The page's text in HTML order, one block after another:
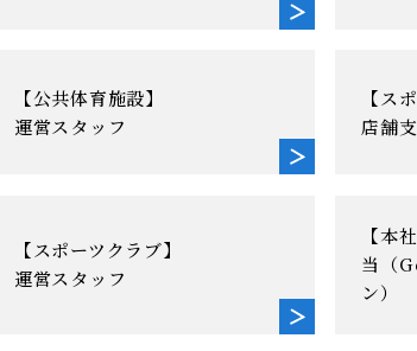
【公共体育施設】
運営スタッフ
【ス
店舗
【スポーツクラブ】
運営スタッフ
【本
当（
ン）